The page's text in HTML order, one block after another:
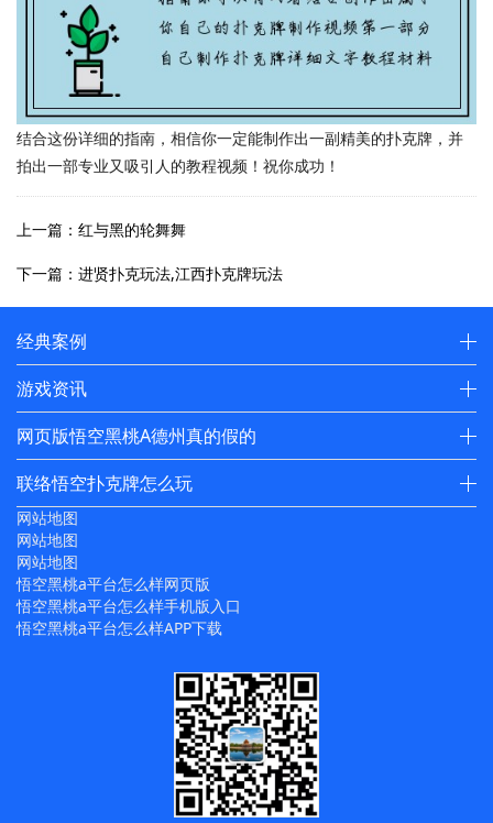
结合这份详细的指南，相信你一定能制作出一副精美的扑克牌，并
拍出一部专业又吸引人的教程视频！祝你成功！
上一篇：红与黑的轮舞舞
下一篇：进贤扑克玩法,江西扑克牌玩法
经典案例
游戏资讯
网页版悟空黑桃A德州真的假的
联络悟空扑克牌怎么玩
网站地图
网站地图
网站地图
悟空黑桃a平台怎么样网页版
悟空黑桃a平台怎么样手机版入口
悟空黑桃a平台怎么样APP下载